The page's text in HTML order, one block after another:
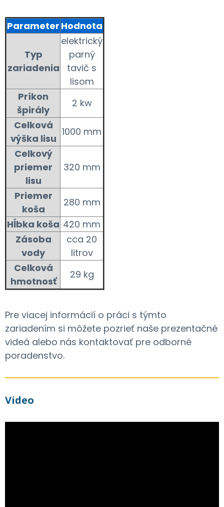
Parameter Hodnota
Typ
zariadenia
elektrický
parný
tavič s
lisom
Príkon
špirály
2 kw
Celková
výška lisu
1000 mm
Celkový
priemer
lisu
320 mm
Priemer
koša
280 mm
Hĺbka koša 420 mm
Zásoba
vody
cca 20
litrov
Celková
hmotnosť
29 kg
Pre viacej informácií o práci s týmto
zariadením si môžete pozrieť naše prezentačné
videá alebo nás kontaktovať pre odborné
poradenstvo.
Video